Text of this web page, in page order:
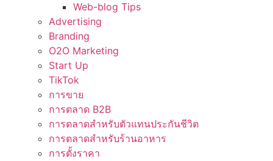
Web-blog Tips
Advertising
Branding
O2O Marketing
Start Up
TikTok
การขาย
การตลาด B2B
การตลาดสำหรับตัวแทนประกันชีวิต
การตลาดสำหรับร้านอาหาร
การตั้งราคา